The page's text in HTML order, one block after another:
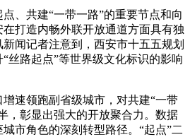
共建“一带一路”的重要节点和向
打造内畅外联开放通道方面具有独
闻记者注意到，西安市十五五规划
丝路起点”等世界级文化标识的影响
速领跑副省级城市，对共建“一带
，彰显出强大的开放聚合力。数据
市角色的深刻转型路径。“起点”二